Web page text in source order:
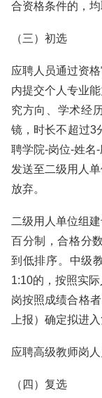
合资格条件的，均
（三）初选
应聘人员通过资
内提交个人专业
究方向、学术经
镜，时长不超过3
聘学院-岗位-姓名
发送至二级用人
放弃。
二级用人单位组
百分制，合格分
到低排序。中级
1:10的，按照实
岗按照成绩合格
上报）确定拟进
应聘高级教师岗
（四）复选